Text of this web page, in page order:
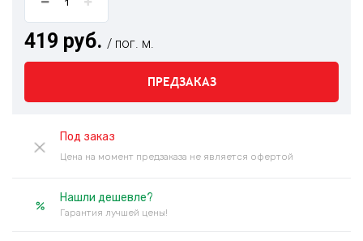
419 руб. / пог. м.
ПРЕДЗАКАЗ
Под заказ
Цена на момент предзаказа не является офертой
Нашли дешевле?
Гарантия лучшей цены!